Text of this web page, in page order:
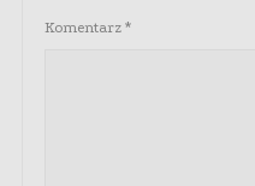
Komentarz *